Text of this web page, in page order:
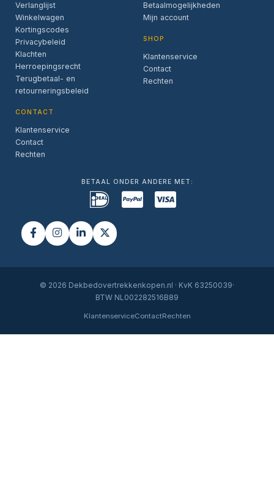
Verlanglijst
Winkelwagen
Kortingscodes
Privacybeleid
Klachten
Herroepingsrecht
Terugbetaal- en
retourneringsbeleid
CONTACT
Klantenservice
Contact
Rechten
Betaalmogelijkheden
Mijn account
SHOP
Klantenservice
Contact
Rechten
BETAAL ONDER ANDERE MET:
© 2026 Dekbedovertrekkenkopen.nl · KvK 63250039·
BTW NL002282516B89
KlantenserviceContactRechten